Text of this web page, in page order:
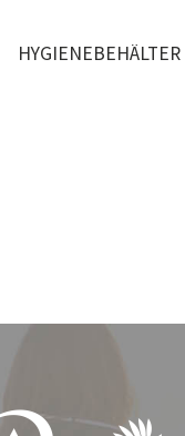
HYGIENEBEHÄLTER